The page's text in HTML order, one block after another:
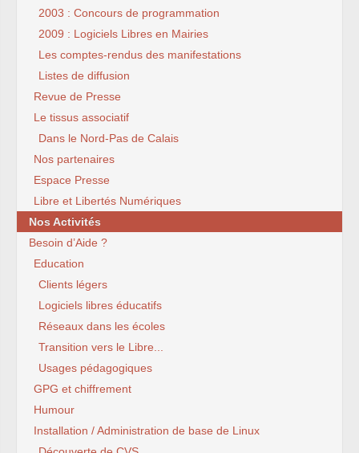
2003 : Concours de programmation
2009 : Logiciels Libres en Mairies
Les comptes-rendus des manifestations
Listes de diffusion
Revue de Presse
Le tissus associatif
Dans le Nord-Pas de Calais
Nos partenaires
Espace Presse
Libre et Libertés Numériques
Nos Activités
Besoin d’Aide ?
Education
Clients légers
Logiciels libres éducatifs
Réseaux dans les écoles
Transition vers le Libre...
Usages pédagogiques
GPG et chiffrement
Humour
Installation / Administration de base de Linux